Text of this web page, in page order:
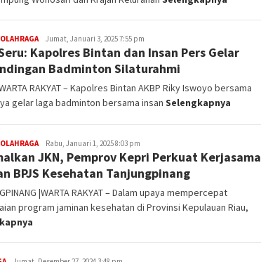
OLAHRAGARedaksi
Jumat, Januari 3, 2025 7:55 pm
Kapolres Bintan dan Insan Pers Gelar
Badminton Silaturahmi
RAKYAT – Kapolres Bintan AKBP Riky Iswoyo bersama
gelar laga badminton bersama insan Selengkapnya
OLAHRAGARedaksi
Rabu, Januari 1, 2025 8:03 pm
JKN, Pemprov Kepri Perkuat Kerjasama
BPJS Kesehatan Tanjungpinang
|WARTA RAKYAT – Dalam upaya mempercepat
program jaminan kesehatan di Provinsi Kepulauan Riau,